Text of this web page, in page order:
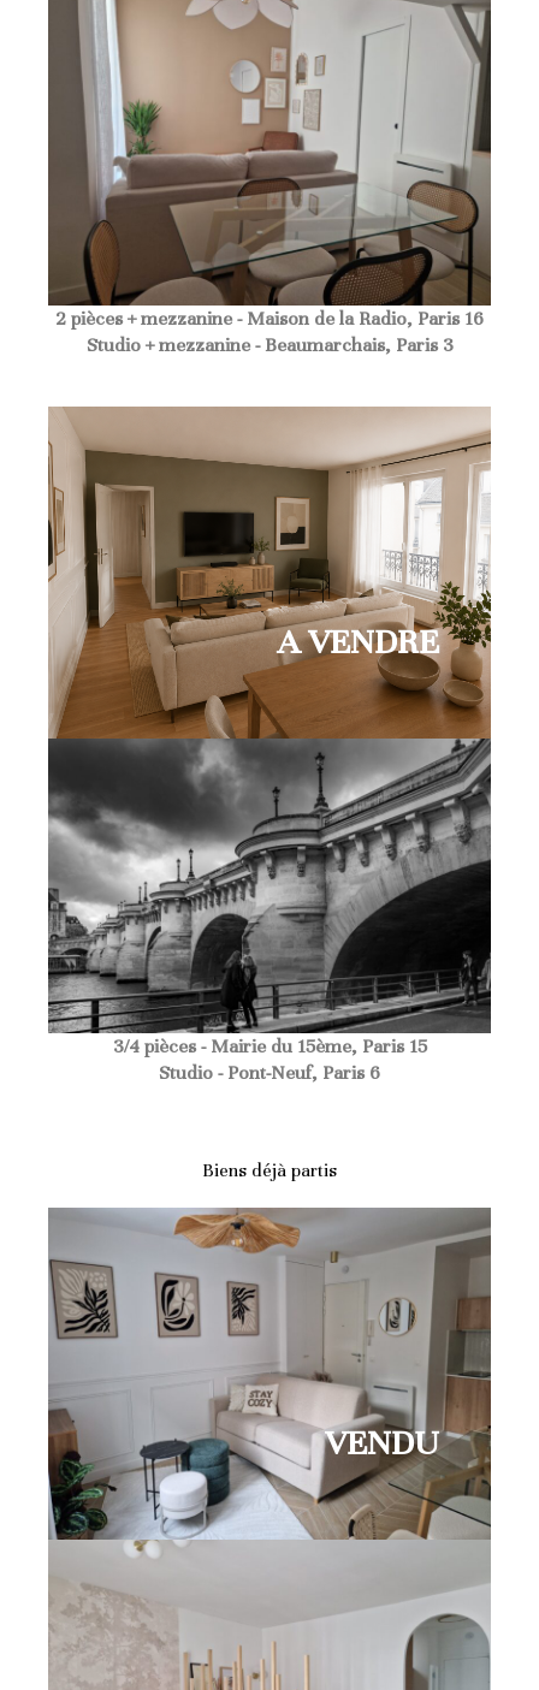
2 pièces + mezzanine - Maison de la Radio, Paris 16
Studio + mezzanine - Beaumarchais, Paris 3
A VENDRE
3/4 pièces - Mairie du 15ème, Paris 15
Studio - Pont-Neuf, Paris 6
Biens déjà partis
VENDU